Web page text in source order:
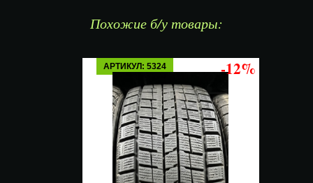
Похожие б/у товары:
АРТИКУЛ: 5324 -12%